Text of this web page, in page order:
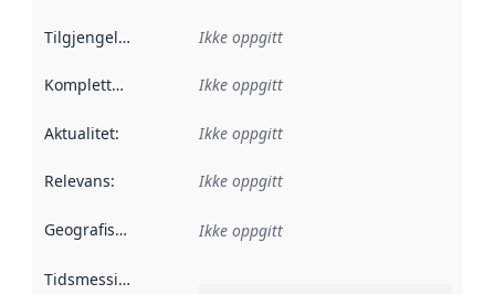
Tilgjengelighet Ikke oppgitt
Kompletthet Ikke oppgitt
Aktualitet: Ikke oppgitt
Relevans: Ikke oppgitt
Geografisk avgrensning :
Ikke oppgitt
Tidsmessig avgrensning